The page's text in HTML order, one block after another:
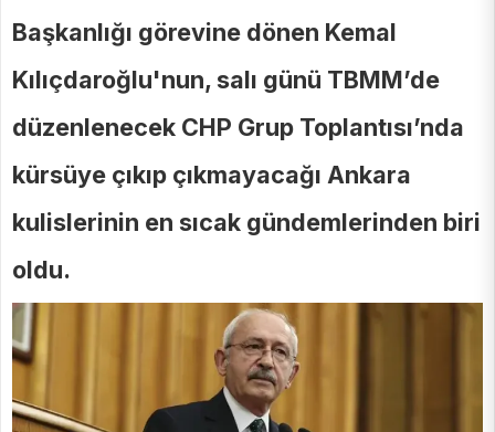
Başkanlığı görevine dönen Kemal
Kılıçdaroğlu'nun, salı günü TBMM’de
düzenlenecek CHP Grup Toplantısı’nda
kürsüye çıkıp çıkmayacağı Ankara
kulislerinin en sıcak gündemlerinden biri
oldu.